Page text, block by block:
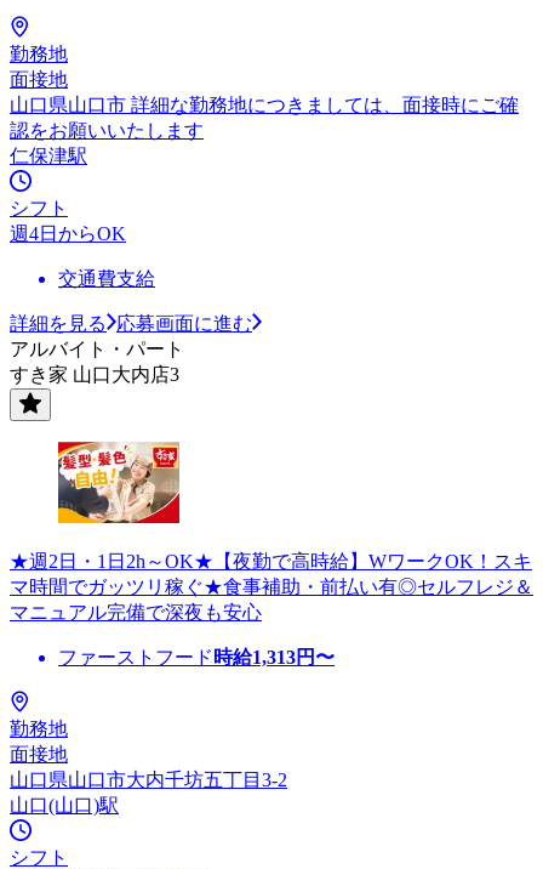
勤務地
面接地
山口県山口市 詳細な勤務地につきましては、面接時にご確
認をお願いいたします
仁保津駅
シフト
週4日からOK
交通費支給
詳細を見る
応募画面に進む
アルバイト・パート
すき家 山口大内店3
★週2日・1日2h～OK★【夜勤で高時給】WワークOK！スキ
マ時間でガッツリ稼ぐ★食事補助・前払い有◎セルフレジ＆
マニュアル完備で深夜も安心
ファーストフード 時給1,313円〜
勤務地
面接地
山口県山口市大内千坊五丁目3-2
山口(山口)駅
シフト